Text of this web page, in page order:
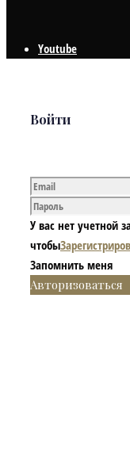
Youtube
Войти
У вас нет учетной
чтобы
Запомнить меня
Авторизоваться